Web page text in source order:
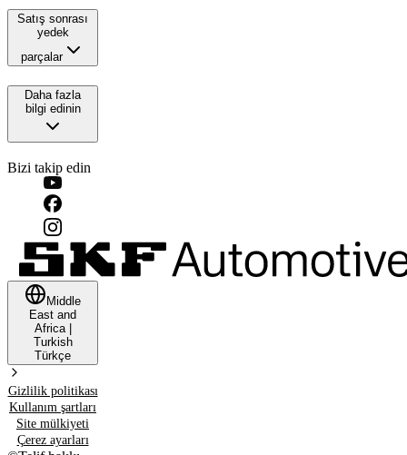
Satış sonrası
yedek
parçalar
Daha fazla
bilgi edinin
Bizi takip edin
Middle
East and
Africa|
Turkish
Türkçe
Gizlilik politikası
Kullanım şartları
Site mülkiyeti
Çerez ayarları